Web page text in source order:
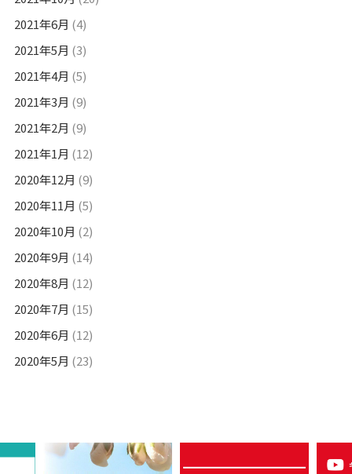
2021年6月 (4)
2021年5月 (3)
2021年4月 (5)
2021年3月 (9)
2021年2月 (9)
2021年1月 (12)
2020年12月 (9)
2020年11月 (5)
2020年10月 (2)
2020年9月 (14)
2020年8月 (12)
2020年7月 (15)
2020年6月 (12)
2020年5月 (23)